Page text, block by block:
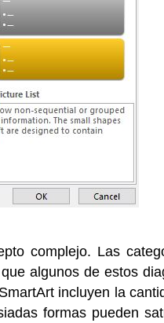
complejo. Las
algunos de estos
incluyen la
formas pueden